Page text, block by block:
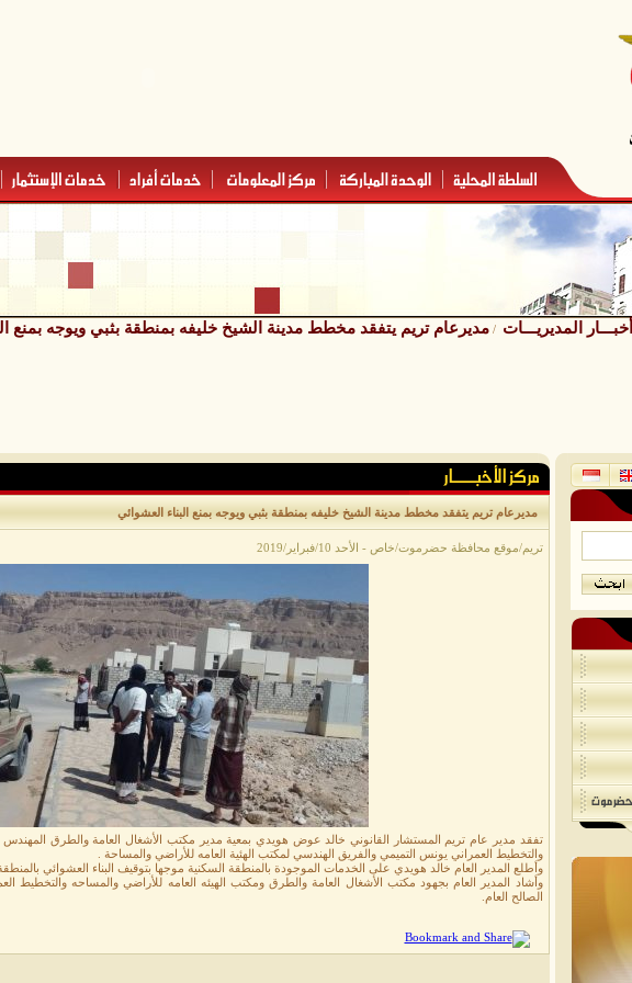
أخبـــار المديريـــات / مديرعام تريم يتفقد مخطط مدينة الشيخ خليفه بمنطقة بثبي ويوجه بمنع
مديرعام تريم يتفقد مخطط مدينة الشيخ خليفه بمنطقة بثبي ويوجه بمنع البناء العشوائي
تريم/موقع محافظة حضرموت/خاص - الأحد 10/فبراير/2019
تفقد مدير عام تريم المستشار القانوني خالد عوض هويدي بمعية مدير مكتب الأشغال العامة والطرق المهندس
والتخطيط العمراني يونس التميمي والفريق الهندسي لمكتب الهئية العامه للأراضي والمساحة .
وأطلع المدير العام خالد هويدي على الخدمات الموجودة بالمنطقة السكنية موجها بتوقيف البناء العشوائي
وأشاد المدير العام بجهود مكتب الأشغال العامة والطرق ومكتب الهيئه العامه للأراضي والمساحه والتخطيط
الصالح العام.